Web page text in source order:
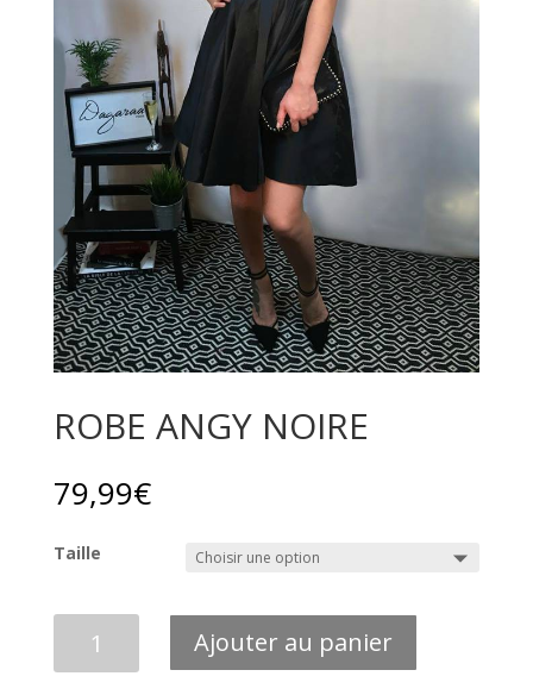
ROBE ANGY NOIRE
79,99€
Taille
Ajouter au panier